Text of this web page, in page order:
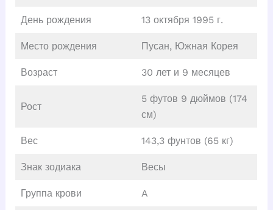
День рождения 13 октября 1995 г.
Место рождения Пусан, Южная Корея
Возраст 30 лет и 9 месяцев
Рост
5 футов 9 дюймов (174
см)
Вес 143,3 фунтов (65 кг)
Знак зодиака Весы
Группа крови A